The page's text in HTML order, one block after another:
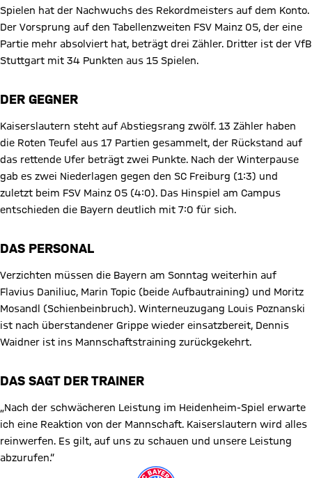
Spielen hat der Nachwuchs des Rekordmeisters auf dem Konto.
Der Vorsprung auf den Tabellenzweiten FSV Mainz 05, der eine
Partie mehr absolviert hat, beträgt drei Zähler. Dritter ist der VfB
Stuttgart mit 34 Punkten aus 15 Spielen.
DER GEGNER
Kaiserslautern steht auf Abstiegsrang zwölf. 13 Zähler haben
die Roten Teufel aus 17 Partien gesammelt, der Rückstand auf
das rettende Ufer beträgt zwei Punkte. Nach der Winterpause
gab es zwei Niederlagen gegen den SC Freiburg (1:3) und
zuletzt beim FSV Mainz 05 (4:0). Das Hinspiel am Campus
entschieden die Bayern deutlich mit 7:0 für sich.
DAS PERSONAL
Verzichten müssen die Bayern am Sonntag weiterhin auf
Flavius Daniliuc, Marin Topic (beide Aufbautraining) und Moritz
Mosandl (Schienbeinbruch). Winterneuzugang Louis Poznanski
ist nach überstandener Grippe wieder einsatzbereit, Dennis
Waidner ist ins Mannschaftstraining zurückgekehrt.
DAS SAGT DER TRAINER
„Nach der schwächeren Leistung im Heidenheim-Spiel erwarte
ich eine Reaktion von der Mannschaft. Kaiserslautern wird alles
reinwerfen. Es gilt, auf uns zu schauen und unsere Leistung
abzurufen.“